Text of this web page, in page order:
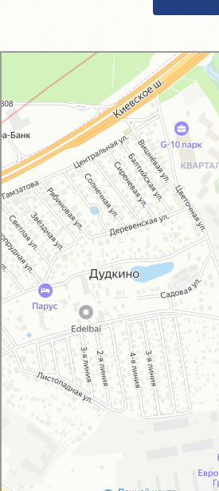
GM-City&VAG-Repair
Автосервис, автотехцентр в Москве
Магазин автозапчастей и автотоваров в Москве